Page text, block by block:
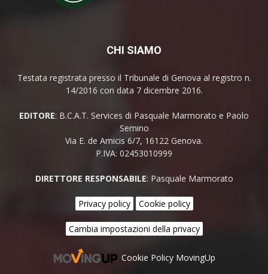
CHI SIAMO
Testata registrata presso il Tribunale di Genova al registro n.
14/2016 con data 7 dicembre 2016.
EDITORE: B.C.A.T. Services di Pasquale Marmorato e Paolo
Semino
Via E. de Amicis 6/7, 16122 Genova.
P.IVA: 02453010999
DIRETTORE RESPONSABILE: Pasquale Marmorato
Privacy policy Cookie policy
Cambia impostazioni della privacy
Cookie Policy MovingUp